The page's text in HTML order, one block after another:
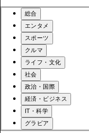
総合
エンタメ
スポーツ
クルマ
ライフ・文化
社会
政治・国際
経済・ビジネス
IT・科学
グラビア